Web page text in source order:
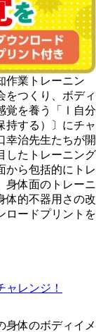
作業トレーニン
をつくり、ボディ
覚を養う「Ⅰ自分
持する）〕にチャ
幸治先生たちが開
したトレーニング
から包括的にトレ
身体面のトレーニ
体的不器用さの改
ロードプリントを
ャレンジ！
身体のボディイメ